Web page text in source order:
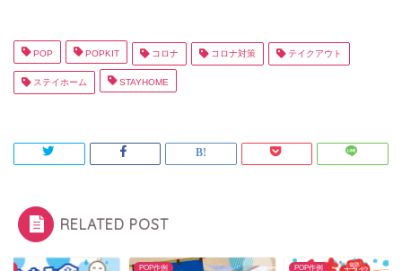
POP POPKIT コロナ コロナ対策 テイクアウト
ステイホーム STAYHOME
RELATED POST
POP作例 POP作例